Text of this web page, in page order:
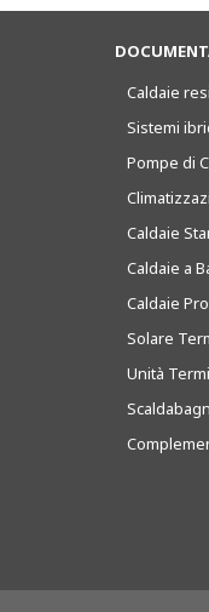
Caldaie
Sistemi
Pompe di
Caldaie
Caldaie a
Caldaie
Solare
Unità